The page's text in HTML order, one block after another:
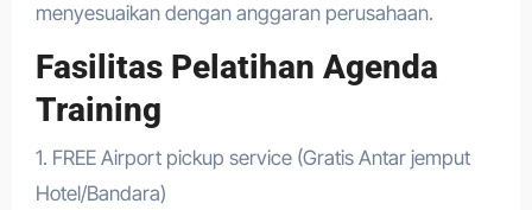
menyesuaikan dengan anggaran perusahaan.
Fasilitas Pelatihan Agenda
Training
1. FREE Airport pickup service (Gratis Antar jemput
Hotel/Bandara)